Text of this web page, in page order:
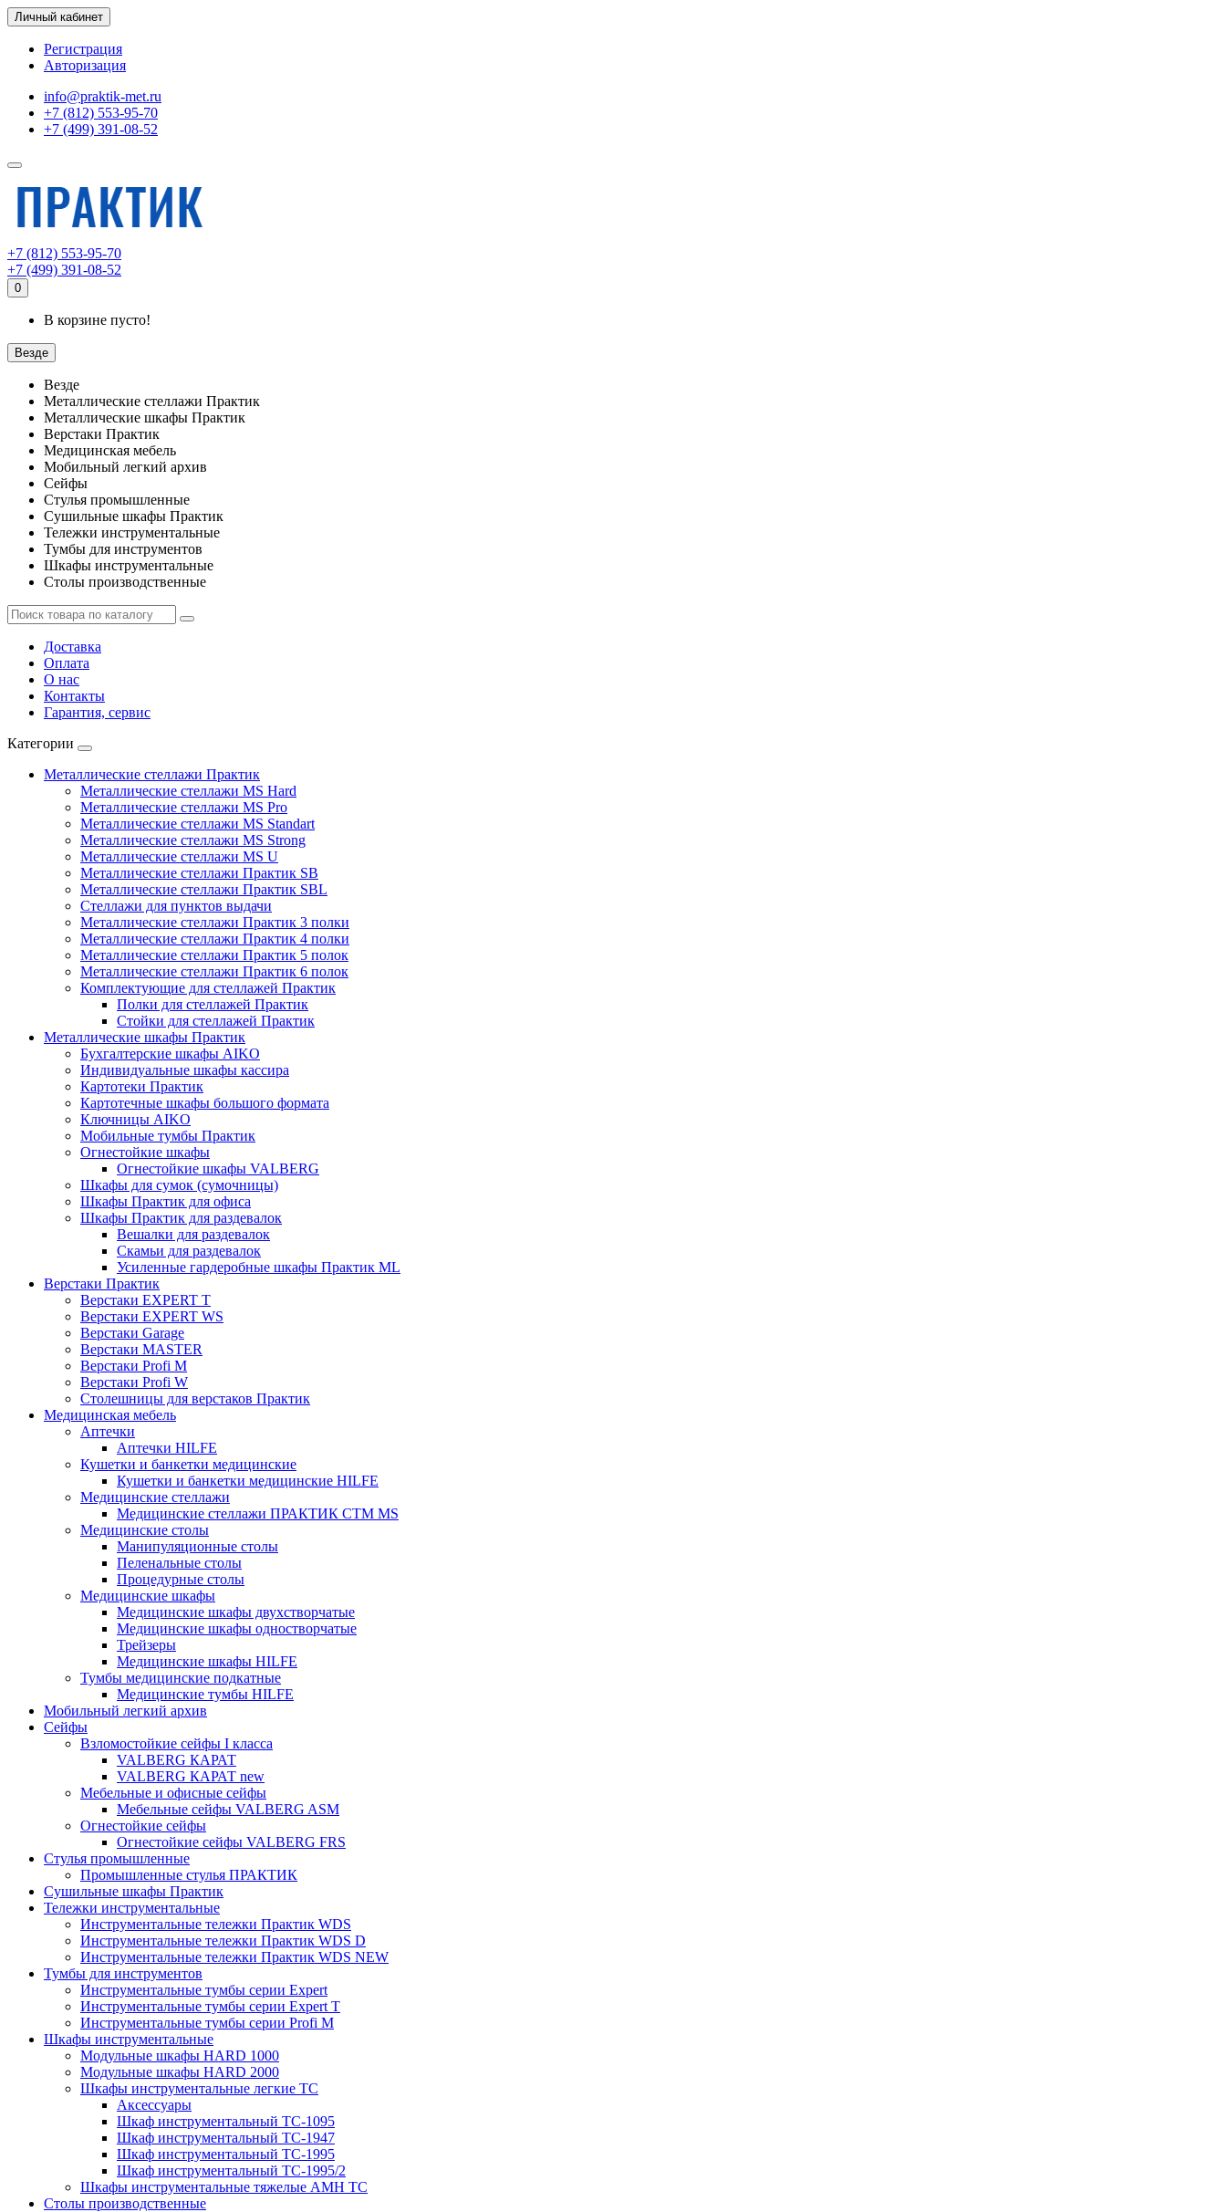
Личный кабинет
Регистрация
Авторизация
info@praktik-met.ru
+7 (812) 553-95-70
+7 (499) 391-08-52
+7 (812) 553-95-70
+7 (499) 391-08-52
0
В корзине пусто!
Везде
Везде
Металлические стеллажи Практик
Металлические шкафы Практик
Верстаки Практик
Медицинская мебель
Мобильный легкий архив
Сейфы
Стулья промышленные
Сушильные шкафы Практик
Тележки инструментальные
Тумбы для инструментов
Шкафы инструментальные
Столы производственные
Доставка
Оплата
О нас
Контакты
Гарантия, сервис
Категории
Металлические стеллажи Практик
Металлические стеллажи MS Hard
Металлические стеллажи MS Pro
Металлические стеллажи MS Standart
Металлические стеллажи MS Strong
Металлические стеллажи MS U
Металлические стеллажи Практик SB
Металлические стеллажи Практик SBL
Стеллажи для пунктов выдачи
Металлические стеллажи Практик 3 полки
Металлические стеллажи Практик 4 полки
Металлические стеллажи Практик 5 полок
Металлические стеллажи Практик 6 полок
Комплектующие для стеллажей Практик
Полки для стеллажей Практик
Стойки для стеллажей Практик
Металлические шкафы Практик
Бухгалтерские шкафы AIKO
Индивидуальные шкафы кассира
Картотеки Практик
Картотечные шкафы большого формата
Ключницы AIKO
Мобильные тумбы Практик
Огнестойкие шкафы
Огнестойкие шкафы VALBERG
Шкафы для сумок (сумочницы)
Шкафы Практик для офиса
Шкафы Практик для раздевалок
Вешалки для раздевалок
Скамьи для раздевалок
Усиленные гардеробные шкафы Практик ML
Верстаки Практик
Верстаки EXPERT T
Верстаки EXPERT WS
Верстаки Garage
Верстаки MASTER
Верстаки Profi M
Верстаки Profi W
Столешницы для верстаков Практик
Медицинская мебель
Аптечки
Аптечки HILFE
Кушетки и банкетки медицинские
Кушетки и банкетки медицинские HILFE
Медицинские стеллажи
Медицинские стеллажи ПРАКТИК СТМ MS
Медицинские столы
Манипуляционные столы
Пеленальные столы
Процедурные столы
Медицинские шкафы
Медицинские шкафы двухстворчатые
Медицинские шкафы одностворчатые
Трейзеры
Медицинские шкафы HILFE
Тумбы медицинские подкатные
Медицинские тумбы HILFE
Мобильный легкий архив
Сейфы
Взломостойкие сейфы I класса
VALBERG КАРАТ
VALBERG КАРАТ new
Мебельные и офисные сейфы
Мебельные сейфы VALBERG ASM
Огнестойкие сейфы
Огнестойкие сейфы VALBERG FRS
Стулья промышленные
Промышленные стулья ПРАКТИК
Сушильные шкафы Практик
Тележки инструментальные
Инструментальные тележки Практик WDS
Инструментальные тележки Практик WDS D
Инструментальные тележки Практик WDS NEW
Тумбы для инструментов
Инструментальные тумбы серии Expert
Инструментальные тумбы серии Expert T
Инструментальные тумбы серии Profi M
Шкафы инструментальные
Модульные шкафы HARD 1000
Модульные шкафы HARD 2000
Шкафы инструментальные легкие ТС
Аксессуары
Шкаф инструментальный TC-1095
Шкаф инструментальный TC-1947
Шкаф инструментальный TC-1995
Шкаф инструментальный TC-1995/2
Шкафы инструментальные тяжелые AMH TC
Столы производственные